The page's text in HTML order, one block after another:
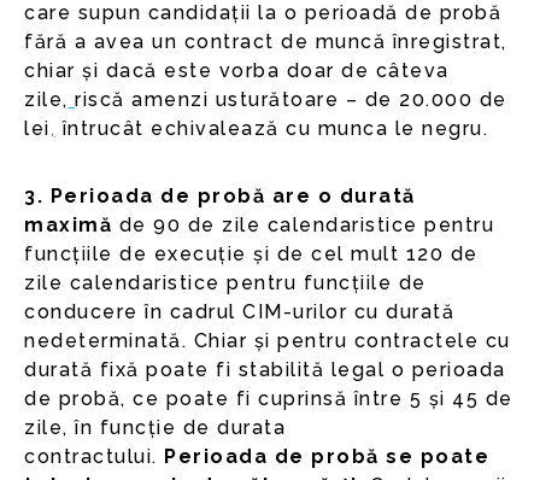
care supun candidații la o perioadă de probă
fără a avea un contract de muncă înregistrat,
chiar și dacă este vorba doar de câteva
zile, riscă amenzi usturătoare – de 20.000 de
lei, întrucât echivalează cu munca le negru.
3. Perioada de probă are o durată
maximă de 90 de zile calendaristice pentru
funcțiile de execuție și de cel mult 120 de
zile calendaristice pentru funcțiile de
conducere în cadrul CIM-urilor cu durată
nedeterminată. Chiar și pentru contractele cu
durată fixă poate fi stabilită legal o perioada
de probă, ce poate fi cuprinsă între 5 și 45 de
zile, în funcție de durata
contractului. Perioada de probă se poate